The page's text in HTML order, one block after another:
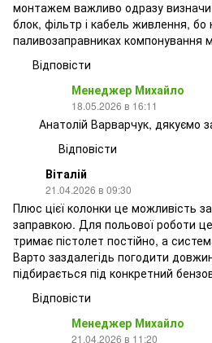
монтажем важливо одразу
блок, фільтр і кабель живлення, бо
паливозаправниках компонування
Відповісти
Менеджер Михайло
18.05.2026 в 16:11
Анатолій Варварчук, дякуємо
Відповісти
Віталій
21.04.2026 в 09:30
Плюс цієї колонки це можливість
заправкою. Для польової роботи
тримає пістолет постійно, а
Варто заздалегідь погодити
підбирається під конкретний
Відповісти
Менеджер Михайло
21.04.2026 в 11:20